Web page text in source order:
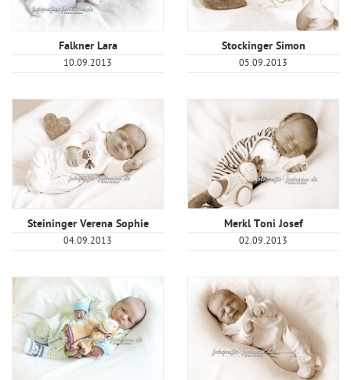
Falkner Lara
10.09.2013
Stockinger Simon
05.09.2013
Steininger Verena Sophie
04.09.2013
Merkl Toni Josef
02.09.2013